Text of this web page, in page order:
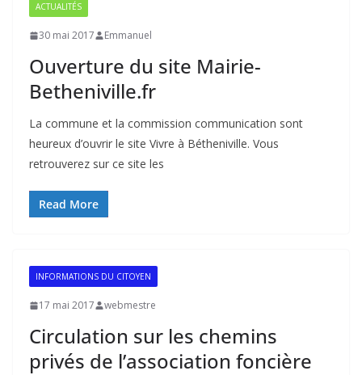
ACTUALITÉS
30 mai 2017 Emmanuel
Ouverture du site Mairie-
Betheniville.fr
La commune et la commission communication sont
heureux d’ouvrir le site Vivre à Bétheniville. Vous
retrouverez sur ce site les
Read More
INFORMATIONS DU CITOYEN
17 mai 2017 webmestre
Circulation sur les chemins
privés de l’association foncière